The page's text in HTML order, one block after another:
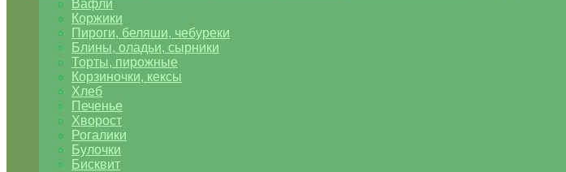
Вафли
Коржики
Пироги, беляши, чебуреки
Блины, оладьи, сырники
Торты, пирожные
Корзиночки, кексы
Хлеб
Печенье
Хворост
Рогалики
Булочки
Бисквит